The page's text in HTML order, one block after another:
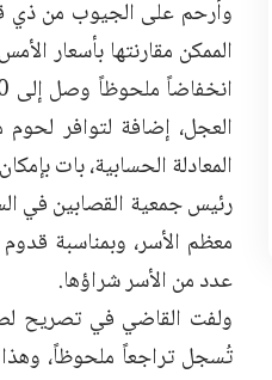
وأرحم على الجيوب من ذي
الممكن مقارنتها بأسعار
المعادلة الحسابية، بات
رئيس جمعية القصابين في
معظم الأسر، وبمناسبة
عدد من الأسر شراؤها.
ولفت القاضي في تصريح
تُسجل تراجعاً ملحوظاً، وهذا